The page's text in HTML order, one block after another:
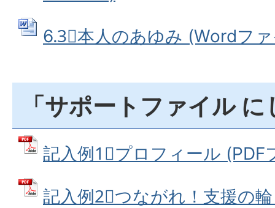
6.3⃣本人のあゆみ (Wordフ
「サポートファイル
記入例1⃣プロフィール (PDF
記入例2⃣つながれ！支援の